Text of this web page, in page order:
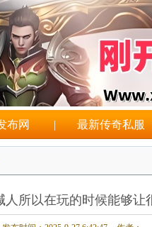
布网 | 最新传奇私服
所以在玩的时候能够让